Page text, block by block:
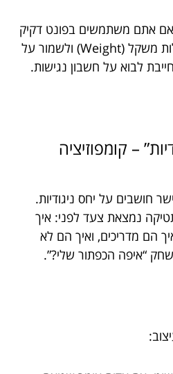
אתם משתמשים בפונט דקיק
כי “זה אלגנטי”, נסו להעלות משקל (Weight) ולשמור על
לבוא על חשבון נגישות.
– קומפוזיציה
חושבים על יחס ניגודיות.
נמצאת צעד לפני: איך
הם מדריכים, ואיך הם לא
“איפה הכפתור שלי?”.